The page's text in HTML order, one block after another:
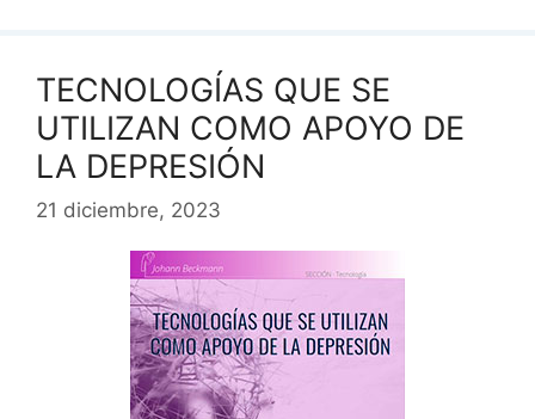
TECNOLOGÍAS QUE SE
UTILIZAN COMO APOYO DE
LA DEPRESIÓN
21 diciembre, 2023